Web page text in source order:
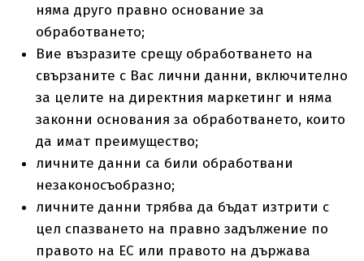
няма друго правно основание за
обработването;
Вие възразите срещу обработването на
свързаните с Вас лични данни, включително
за целите на директния маркетинг и няма
законни основания за обработването, които
да имат преимущество;
личните данни са били обработвани
незаконосъобразно;
личните данни трябва да бъдат изтрити с
цел спазването на правно задължение по
правото на ЕС или правото на държава